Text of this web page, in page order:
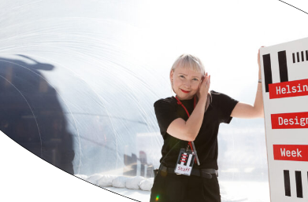
Helsinki Design Weekly.
Keskustelua, uutisia ja ilmiöitä